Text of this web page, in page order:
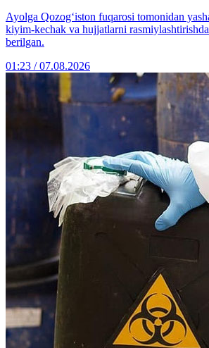
Ayolga Qozog‘iston fuqarosi tomonidan
kiyim-kechak va hujjatlarni
berilgan.
01:23 / 07.08.2026